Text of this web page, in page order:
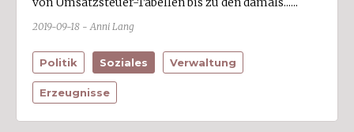
2019-09-18 - Anni Lang
Politik Soziales Verwaltung
Erzeugnisse